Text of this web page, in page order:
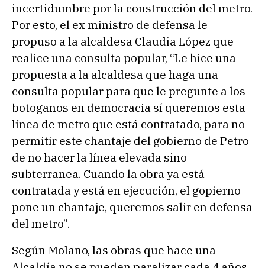
incertidumbre por la construcción del metro.
Por esto, el ex ministro de defensa le
propuso a la alcaldesa Claudia López que
realice una consulta popular, “Le hice una
propuesta a la alcaldesa que haga una
consulta popular para que le pregunte a los
botoganos en democracia sí queremos esta
línea de metro que está contratado, para no
permitir este chantaje del gobierno de Petro
de no hacer la línea elevada sino
subterranea. Cuando la obra ya está
contratada y está en ejecución, el gopierno
pone un chantaje, queremos salir en defensa
del metro”.
Según Molano, las obras que hace una